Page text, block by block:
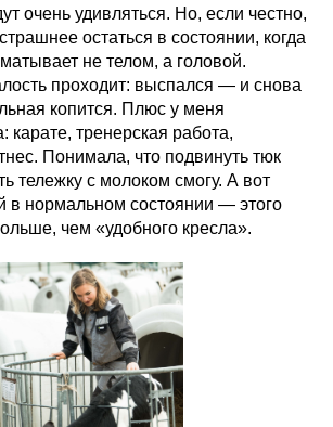
очень удивляться. Но, если честно,
остаться в состоянии, когда
не телом, а головой.
проходит: выспался — и снова
копится. Плюс у меня
карате, тренерская работа,
Понимала, что подвинуть тюк
тележку с молоком смогу. А вот
в нормальном состоянии — этого
чем «удобного кресла».